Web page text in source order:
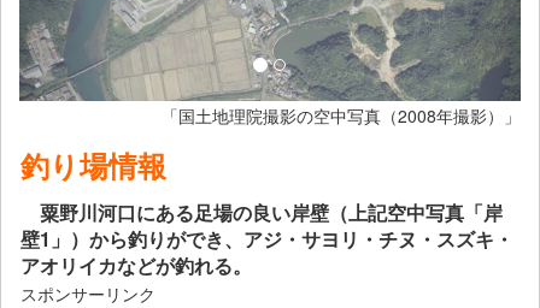
「国土地理院撮影の空中写真（2008年撮影）」
釣り場情報
粟野川河口にある足場の良い岸壁（上記空中写真「岸
壁1」）から釣りができ、アジ・サヨリ・チヌ・スズキ・
アオリイカなどが釣れる。
スポンサーリンク